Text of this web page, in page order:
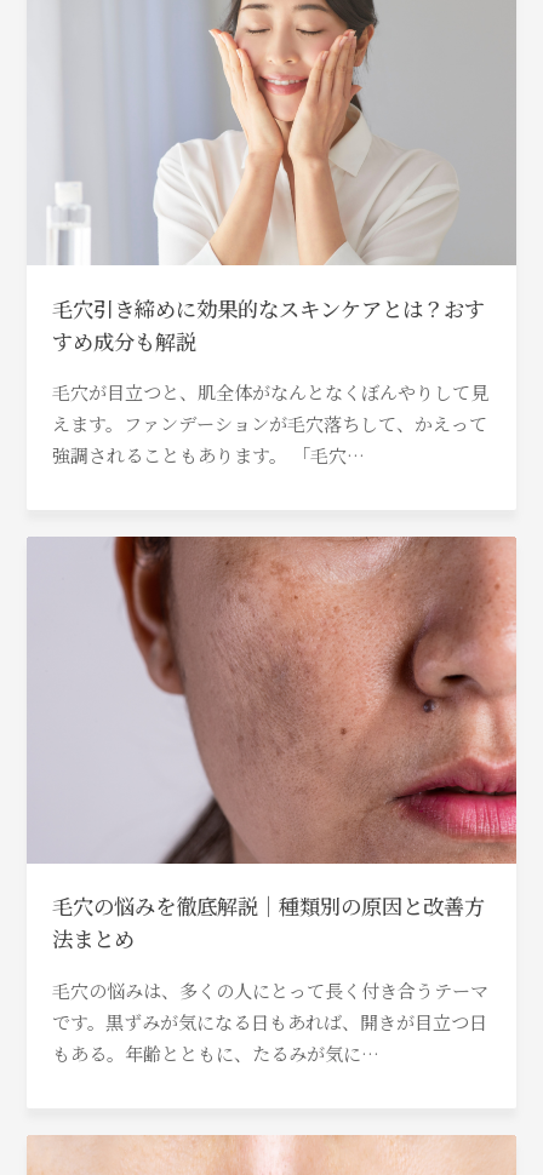
毛穴引き締めに効果的なスキンケアとは？おす
すめ成分も解説
毛穴が目立つと、肌全体がなんとなくぼんやりして見
えます。ファンデーションが毛穴落ちして、かえって
強調されることもあります。 「毛穴…
毛穴の悩みを徹底解説｜種類別の原因と改善方
法まとめ
毛穴の悩みは、多くの人にとって長く付き合うテーマ
です。黒ずみが気になる日もあれば、開きが目立つ日
もある。年齢とともに、たるみが気に…